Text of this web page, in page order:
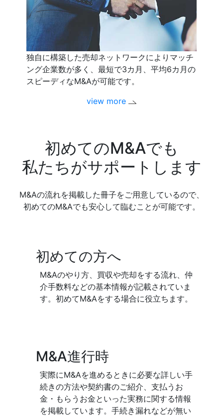
独自に構築した売却ネットワークによりマッチ
ング企業数が多く、最短で3カ月、平均6カ月の
スピーディなM&Aが可能です。
view more
初めてのM&Aでも
私たちがサポートします
M&Aの流れを掲載した冊子をご用意しているので、
初めてのM&Aでも安心して臨むことが可能です。
初めての方へ
M&Aのやり方、買収や売却をする流れ、仲
介手数料などの基本情報が記載されていま
す。初めてM&Aをする場合に役立ちます。
M&A進行時
実際にM&Aを進めるときに必要な詳しい手
続きの方法や契約書のご紹介、支払うお
金・もらうお金といった実務に関する情報
を掲載しています。手続き漏れなどが無い